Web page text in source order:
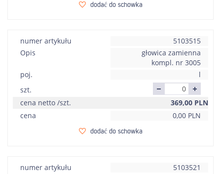
dodać do schowka
numer artykułu
5103515
Opis
głowica zamienna
kompl. nr 3005
poj.
l
szt.
cena netto /szt.
369,00 PLN
cena
0,00 PLN
dodać do schowka
numer artykułu
5103521